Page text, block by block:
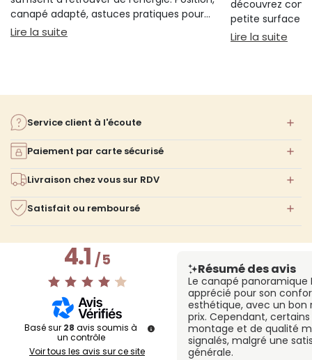
canapé adapté, astuces pratiques pour
bien s'installer.
Lire la suite : Sieste sur canapé : pourquoi 20 minutes
découvrez
petite surface à
confort ni
Lire la suite
Service client à l'écoute
Paiement par carte sécurisé
Livraison chez vous sur RDV
Satisfait ou remboursé
4.1/5
Basé sur 28 avis soumis à
un contrôle
Voir tous les avis sur ce site
Résumé des avis
Le canapé panoramique
apprécié pour son
esthétique, avec un
prix. Cependant,
montage et de qualité
signalés, malgré une
générale.